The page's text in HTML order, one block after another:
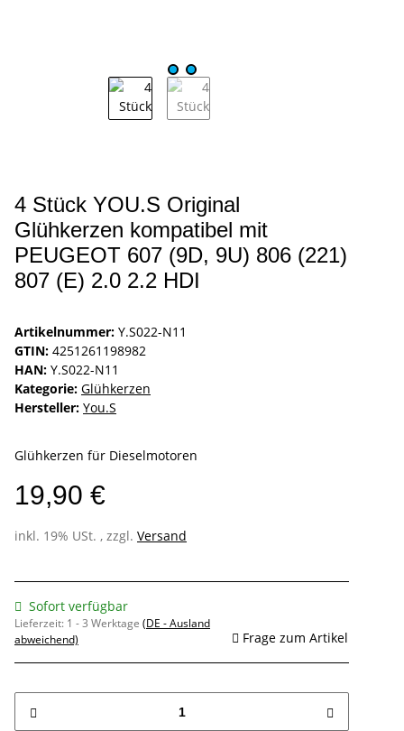
4 Stück YOU.S Original
Glühkerzen kompatibel mit
PEUGEOT 607 (9D, 9U) 806 (221)
807 (E) 2.0 2.2 HDI
Artikelnummer: Y.S022-N11
GTIN: 4251261198982
HAN: Y.S022-N11
Kategorie: Glühkerzen
Hersteller: You.S
Glühkerzen für Dieselmotoren
19,90 €
inkl. 19% USt. , zzgl. Versand
Sofort verfügbar
Lieferzeit: 1 - 3 Werktage (DE - Ausland
abweichend)
Frage zum Artikel